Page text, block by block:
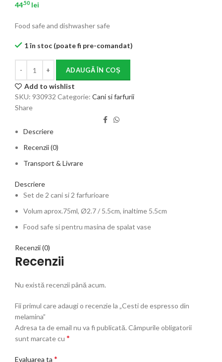
44.50 lei
Food safe and dishwasher safe
1 în stoc (poate fi pre-comandat)
ADAUGĂ ÎN COȘ
Add to wishlist
SKU: 930932 Categorie: Cani si farfurii
Share
Descriere
Recenzii (0)
Transport & Livrare
Descriere
Set de 2 cani si 2 farfurioare
Volum aprox.75ml, Ø2.7 / 5.5cm, inaltime 5.5cm
Food safe si pentru masina de spalat vase
Recenzii (0)
Recenzii
Nu există recenzii până acum.
Fii primul care adaugi o recenzie la „Cesti de espresso din
melamina”
Adresa ta de email nu va fi publicată. Câmpurile obligatorii
sunt marcate cu *
Evaluarea ta *